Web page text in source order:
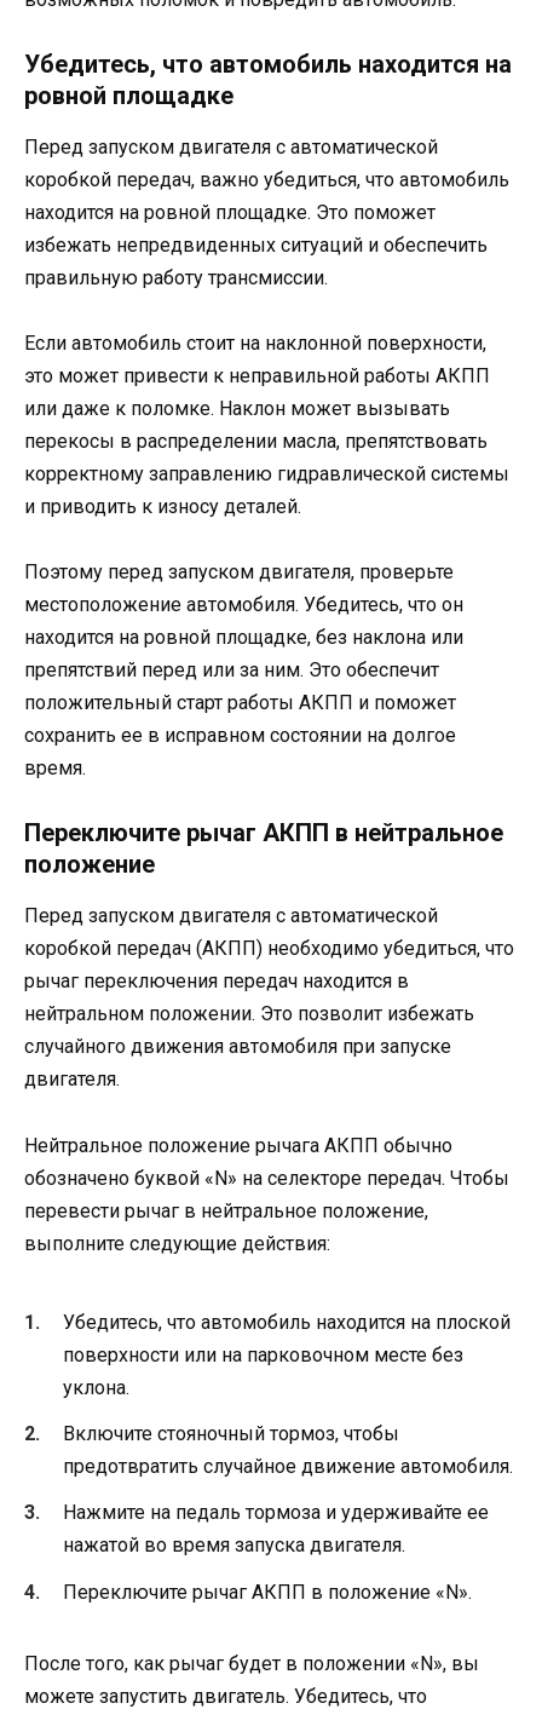
Убедитесь, что автомобиль находится на
ровной площадке
Перед запуском двигателя с автоматической
коробкой передач, важно убедиться, что автомобиль
находится на ровной площадке. Это поможет
избежать непредвиденных ситуаций и обеспечить
правильную работу трансмиссии.
Если автомобиль стоит на наклонной поверхности,
это может привести к неправильной работы АКПП
или даже к поломке. Наклон может вызывать
перекосы в распределении масла, препятствовать
корректному заправлению гидравлической системы
и приводить к износу деталей.
Поэтому перед запуском двигателя, проверьте
местоположение автомобиля. Убедитесь, что он
находится на ровной площадке, без наклона или
препятствий перед или за ним. Это обеспечит
положительный старт работы АКПП и поможет
сохранить ее в исправном состоянии на долгое
время.
Переключите рычаг АКПП в нейтральное
положение
Перед запуском двигателя с автоматической
коробкой передач (АКПП) необходимо убедиться, что
рычаг переключения передач находится в
нейтральном положении. Это позволит избежать
случайного движения автомобиля при запуске
двигателя.
Нейтральное положение рычага АКПП обычно
обозначено буквой «N» на селекторе передач. Чтобы
перевести рычаг в нейтральное положение,
выполните следующие действия:
Убедитесь, что автомобиль находится на плоской
поверхности или на парковочном месте без
уклона.
Включите стояночный тормоз, чтобы
предотвратить случайное движение автомобиля.
Нажмите на педаль тормоза и удерживайте ее
нажатой во время запуска двигателя.
Переключите рычаг АКПП в положение «N».
После того, как рычаг будет в положении «N», вы
можете запустить двигатель. Убедитесь, что